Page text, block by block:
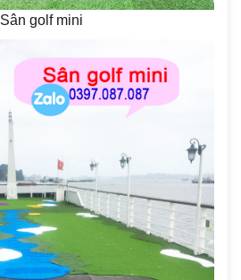
Sân golf mini